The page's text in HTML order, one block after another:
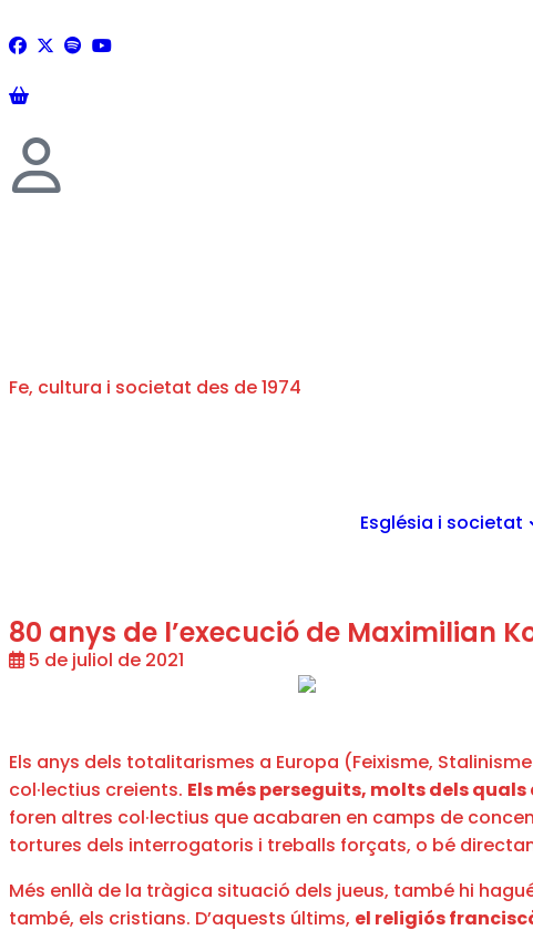
Fe, cultura i societat des de 1974
Església i societat
80 anys de l’execució de Maximilian
5 de juliol de 2021
Els anys dels totalitarismes a Europa (Feixisme,
col·lectius creients. Els més perseguits, molts dels
foren altres col·lectius que acabaren en camps de
tortures dels interrogatoris i treballs forçats, o bé
Més enllà de la tràgica situació dels jueus, també hi
també, els cristians. D’aquests últims, el religiós